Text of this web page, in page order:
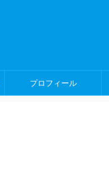
プロフィール